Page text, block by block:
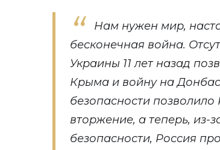
Нам нужен мир,
бесконечная война.
Украины 11 лет назад
Крыма и войну на
безопасности
вторжение, а теперь, из-
безопасности, Россия